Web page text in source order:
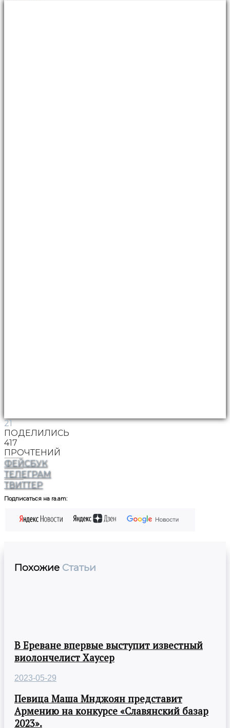
21
ПОДЕЛИЛИСЬ
417
ПРОЧТЕНИЙ
ФЕЙСБУК
ТЕЛЕГРАМ
ТВИТТЕР
Подписаться на ra.am:
Похожие Статьи
В Ереване впервые выступит известный
виолончелист Хаусер
2023-05-29
Певица Маша Мнджоян представит
Армению на конкурсе «Славянский базар
2023».